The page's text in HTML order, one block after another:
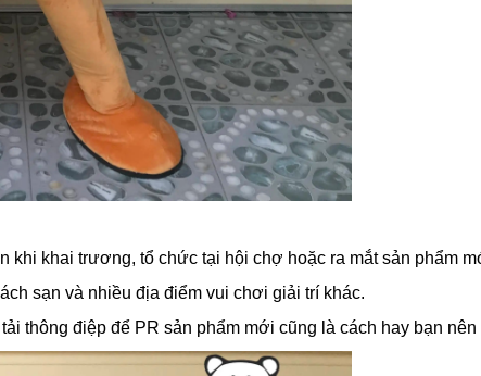
khi khai trương, tổ chức tại hội chợ hoặc ra mắt sản phẩm
sạn và nhiều địa điểm vui chơi giải trí khác.
thông điệp để PR sản phẩm mới cũng là cách hay bạn nên